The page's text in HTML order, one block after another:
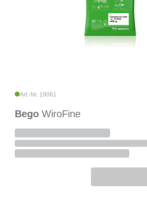
Art.-Nr. 19061
Bego WiroFine